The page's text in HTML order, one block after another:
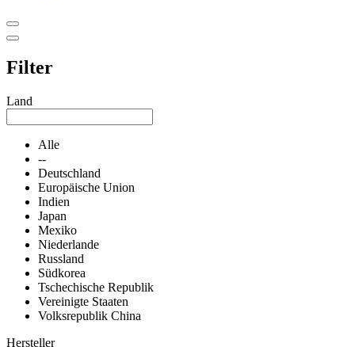
Filter
Land
Alle
--
Deutschland
Europäische Union
Indien
Japan
Mexiko
Niederlande
Russland
Südkorea
Tschechische Republik
Vereinigte Staaten
Volksrepublik China
Hersteller